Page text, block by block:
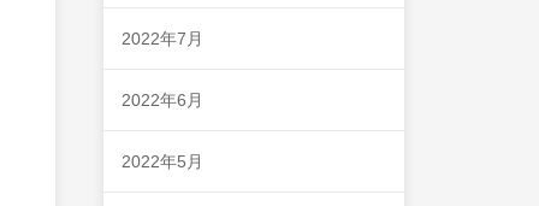
2022年7月
2022年6月
2022年5月